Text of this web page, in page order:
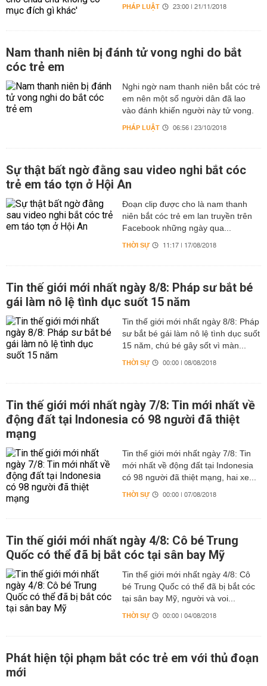
PHÁP LUẬT 23:00 | 21/11/2018
Nam thanh niên bị đánh tử vong nghi do bắt
cóc trẻ em
Nghi ngờ nam thanh niên bắt cóc trẻ
em nên một số người dân đã lao
vào đánh khiến người này tử vong.
PHÁP LUẬT 06:56 | 23/10/2018
Sự thật bất ngờ đằng sau video nghi bắt cóc
trẻ em táo tợn ở Hội An
Đoạn clip được cho là nam thanh
niên bắt cóc trẻ em lan truyền trên
Facebook những ngày qua...
THỜI SỰ 11:17 | 17/08/2018
Tin thế giới mới nhất ngày 8/8: Pháp sư bắt bé
gái làm nô lệ tình dục suốt 15 năm
Tin thế giới mới nhất ngày 8/8: Pháp
sư bắt bé gái làm nô lệ tình dục suốt
15 năm, chú bé gây sốt vì màn...
THỜI SỰ 00:00 | 08/08/2018
Tin thế giới mới nhất ngày 7/8: Tin mới nhất về
động đất tại Indonesia có 98 người đã thiệt
mạng
Tin thế giới mới nhất ngày 7/8: Tin
mới nhất về động đất tại Indonesia
có 98 người đã thiệt mạng, hai xe...
THỜI SỰ 00:00 | 07/08/2018
Tin thế giới mới nhất ngày 4/8: Cô bé Trung
Quốc có thể đã bị bắt cóc tại sân bay Mỹ
Tin thế giới mới nhất ngày 4/8: Cô
bé Trung Quốc có thể đã bị bắt cóc
tại sân bay Mỹ, người và voi...
THỜI SỰ 00:00 | 04/08/2018
Phát hiện tội phạm bắt cóc trẻ em với thủ đoạn
mới